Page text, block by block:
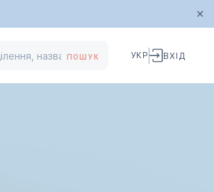
ПОШУК УКР ВХІД